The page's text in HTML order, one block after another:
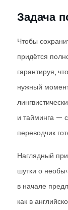
Задача
Чтобы
придётся
гарантируя,
нужный
и тайминга —
переводчик
Наглядный
шутки о
в начале
как в